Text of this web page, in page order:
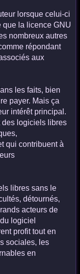
lorsque celui-ci
que la licence GNU
nombreux autres
répondant
aux
les faits, bien
payer. Mais ça
intérêt principal.
des logiciels libres
qui contribuent à
libres sans le
détournés,
acteurs de
logiciel
profit tout en
sociales, les
en